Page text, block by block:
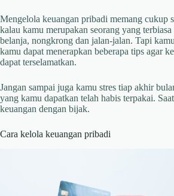
Mengelola keuangan pribadi memang cukup
kalau kamu merupakan seorang yang
belanja, nongkrong dan jalan-jalan. Tapi
kamu dapat menerapkan beberapa tips agar
dapat terselamatkan.
Jangan sampai juga kamu stres tiap akhir
yang kamu dapatkan telah habis terpakai.
keuangan dengan bijak.
Cara kelola keuangan pribadi